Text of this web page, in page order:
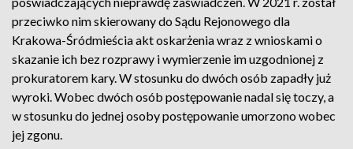
przeciwko nim skierowany do Sądu Rejonowego dla
Krakowa-Śródmieścia akt oskarżenia wraz z wnioskami o
skazanie ich bez rozprawy i wymierzenie im uzgodnionej z
prokuratorem kary. W stosunku do dwóch osób zapadły już
wyroki. Wobec dwóch osób postępowanie nadal się toczy, a
w stosunku do jednej osoby postępowanie umorzono wobec
jej zgonu.